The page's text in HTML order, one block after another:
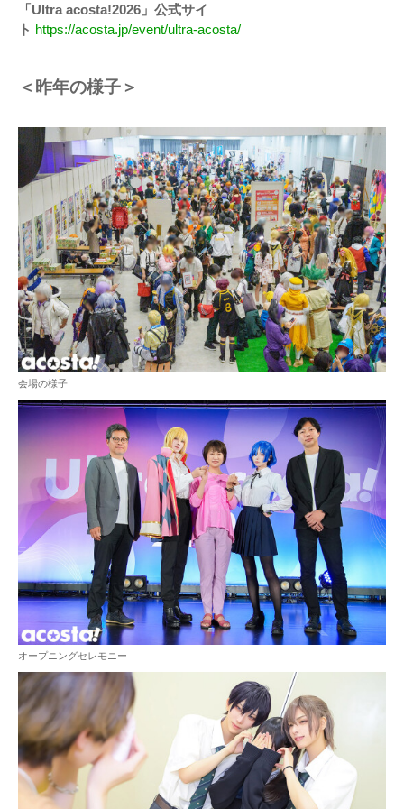
「Ultra acosta!2026」公式サイ
ト https://acosta.jp/event/ultra-acosta/
＜昨年の様子＞
会場の様子
オープニングセレモニー